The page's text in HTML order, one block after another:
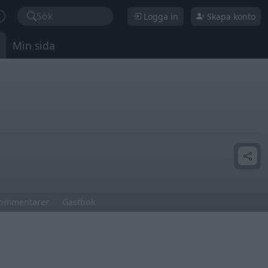
Sök Logga in Skapa konto
Min sida
Gästbok